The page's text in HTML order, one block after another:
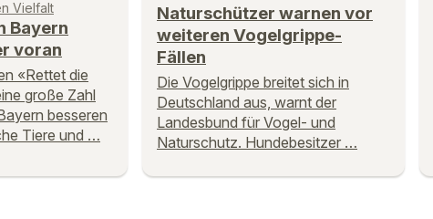
Vielfalt
Bayern
voran
«Rettet die
große Zahl
besseren
Tiere und …
Naturschützer warnen vor
weiteren Vogelgrippe-
Fällen
Die Vogelgrippe breitet sich in
Deutschland aus, warnt der
Landesbund für Vogel- und
Naturschutz. Hundebesitzer …